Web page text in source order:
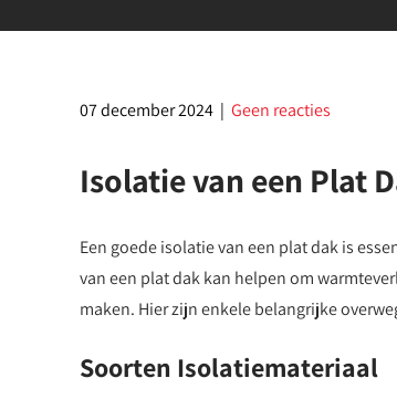
07 december 2024 | Geen reacties
Isolatie van een Plat
Een goede isolatie van een plat dak is
van een plat dak kan helpen om
maken. Hier zijn enkele belangrijke
Soorten Isolatiemateriaal